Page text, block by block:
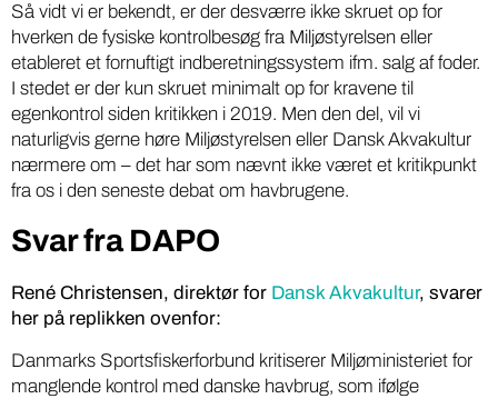
Så vidt vi er bekendt, er der desværre ikke skruet op for
hverken de fysiske kontrolbesøg fra Miljøstyrelsen eller
etableret et fornuftigt indberetningssystem ifm. salg af foder.
I stedet er der kun skruet minimalt op for kravene til
egenkontrol siden kritikken i 2019. Men den del, vil vi
naturligvis gerne høre Miljøstyrelsen eller Dansk Akvakultur
nærmere om – det har som nævnt ikke været et kritikpunkt
fra os i den seneste debat om havbrugene.
Svar fra DAPO
René Christensen, direktør for Dansk Akvakultur, svarer
her på replikken ovenfor:
Danmarks Sportsfiskerforbund kritiserer Miljøministeriet for
manglende kontrol med danske havbrug, som ifølge